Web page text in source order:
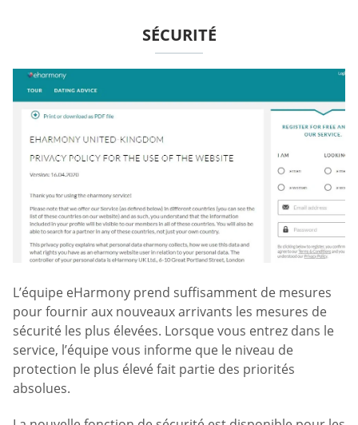
SÉCURITÉ
L’équipe eHarmony prend suffisamment de mesures
pour fournir aux nouveaux arrivants les mesures de
sécurité les plus élevées. Lorsque vous entrez dans le
service, l’équipe vous informe que le niveau de
protection le plus élevé fait partie des priorités
absolues.